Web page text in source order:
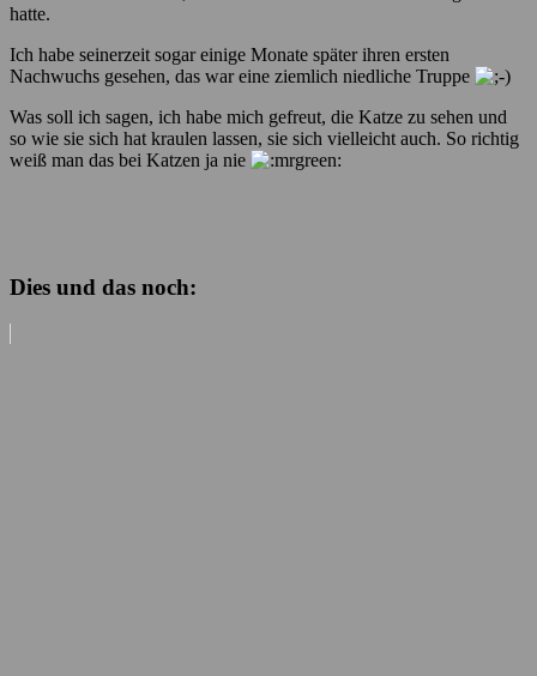
hatte.
Ich habe seinerzeit sogar einige Monate später ihren ersten
Nachwuchs gesehen, das war eine ziemlich niedliche Truppe
Was soll ich sagen, ich habe mich gefreut, die Katze zu sehen und
so wie sie sich hat kraulen lassen, sie sich vielleicht auch. So richtig
weiß man das bei Katzen ja nie
Dies und das noch: